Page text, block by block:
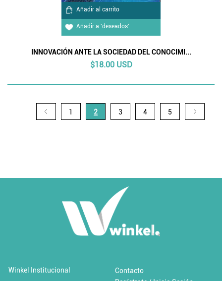
Añadir al carrito
Añadir a 'deseados'
INNOVACIÓN ANTE LA SOCIEDAD DEL CONOCIMI...
$18.00 USD
1 2 3 4 5
Winkel Institucional
Contacto